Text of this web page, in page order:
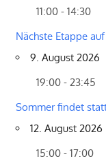
11:00 - 14:30
Nächste Etappe
9. August 2026
19:00 - 23:45
Sommer findet
12. August 2026
15:00 - 17:00